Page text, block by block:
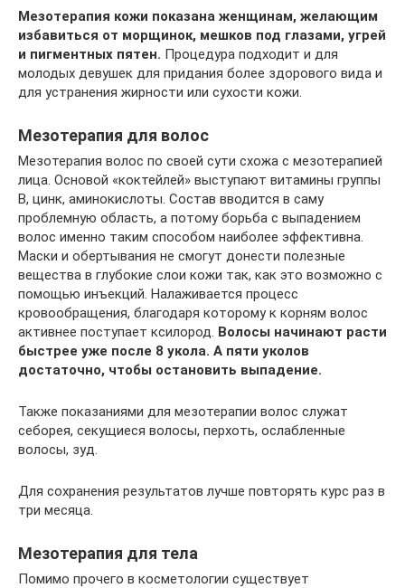
Мезотерапия кожи показана женщинам, желающим
избавиться от морщинок, мешков под глазами, угрей
и пигментных пятен. Процедура подходит и для
молодых девушек для придания более здорового вида и
для устранения жирности или сухости кожи.
Мезотерапия для волос
Мезотерапия волос по своей сути схожа с мезотерапией
лица. Основой «коктейлей» выступают витамины группы
В, цинк, аминокислоты. Состав вводится в саму
проблемную область, а потому борьба с выпадением
волос именно таким способом наиболее эффективна.
Маски и обертывания не смогут донести полезные
вещества в глубокие слои кожи так, как это возможно с
помощью инъекций. Налаживается процесс
кровообращения, благодаря которому к корням волос
активнее поступает ксилород. Волосы начинают расти
быстрее уже после 8 укола. А пяти уколов
достаточно, чтобы остановить выпадение.
Также показаниями для мезотерапии волос служат
себорея, секущиеся волосы, перхоть, ослабленные
волосы, зуд.
Для сохранения результатов лучше повторять курс раз в
три месяца.
Мезотерапия для тела
Помимо прочего в косметологии существует